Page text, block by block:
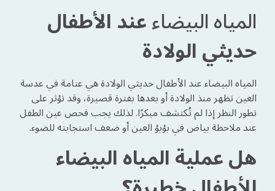
المياه البيضاءعند الأطفال
حديثي الولادة
المياه البيضاء عند الأطفال حديثي الولادة هي عتامة في عدسة
العين تظهر منذ الولادة أو بعدها بفترة قصيرة، وقد تؤثر على
تطور النظر إذا لم تُكتشف مبكرًا. لذلك يجب فحص عين الطفل
عند ملاحظة بياض في بؤبؤ العين أو ضعف استجابته للضوء.
هل عملية المياه البيضاء